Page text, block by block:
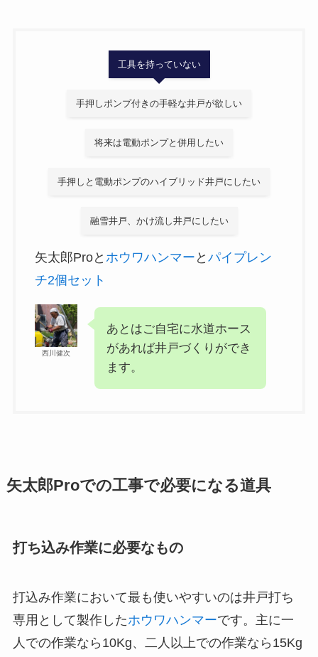
工具を持っていない
手押しポンプ付きの手軽な井戸が欲しい
将来は電動ポンプと併用したい
手押しと電動ポンプのハイブリッド井戸にしたい
融雪井戸、かけ流し井戸にしたい
矢太郎Proと ホウワハンマー と パイプレン
チ2個セット
西川健次
あとはご自宅に水道ホース
があれば井戸づくりができ
ます。
矢太郎Proでの工事で必要になる道具
打ち込み作業に必要なもの
打込み作業において最も使いやすいのは井戸打ち
専用として製作したホウワハンマーです。主に一
人での作業なら10Kg、二人以上での作業なら15Kg